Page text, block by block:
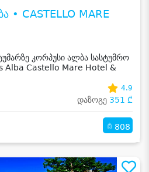
• CASTELLO MARE
კორპუსი ალბა სასტუმრო
Alba Castello Mare Hotel &
4.9
დაზოგე 351 ₾
808